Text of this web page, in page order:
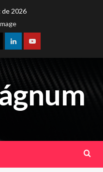
2026
LinkedinYoutube